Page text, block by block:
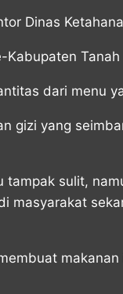
Dinas
Tanah
dari menu
gizi yang
sulit,